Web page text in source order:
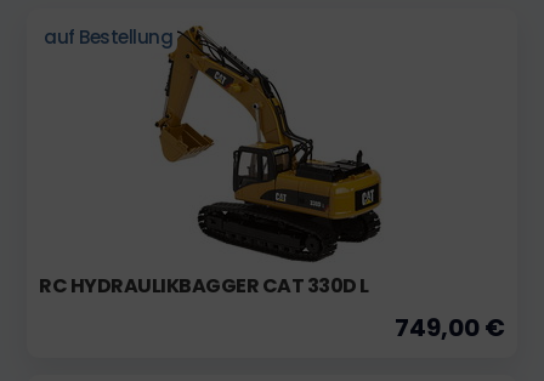
auf Bestellung
RC HYDRAULIKBAGGER CAT 330D L
749,00 €